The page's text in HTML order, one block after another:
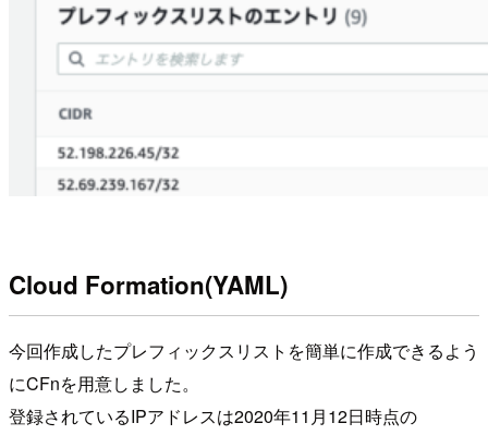
Cloud Formation(YAML)
今回作成したプレフィックスリストを簡単に作成できるよう
にCFnを用意しました。
登録されているIPアドレスは2020年11月12日時点の